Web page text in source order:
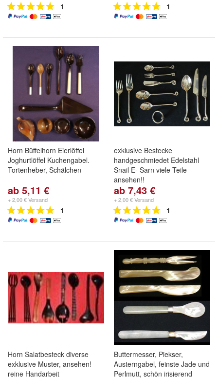
1 1
Horn Büffelhorn Eierlöffel
Joghurtlöffel Kuchengabel.
Tortenheber, Schälchen
ab 5,11 €
+ 2,00 € Versand
1
exklusive Bestecke
handgeschmiedet Edelstahl
Snail E- Sarn viele Teile
ansehen!!
ab 7,43 €
+ 2,00 € Versand
1
Horn Salatbesteck diverse
exklusive Muster, ansehen!
reine Handarbeit
Buttermesser, Piekser,
Austerngabel, feinste Jade und
Perlmutt, schön irisierend